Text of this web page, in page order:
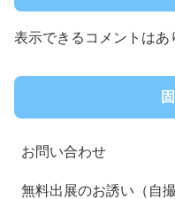
表示できるコメントはあ
お問い合わせ
無料出展のお誘い（自